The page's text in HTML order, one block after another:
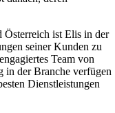
Österreich ist Elis in der
seiner Kunden zu
Team von
in der Branche verfügen
Dienstleistungen